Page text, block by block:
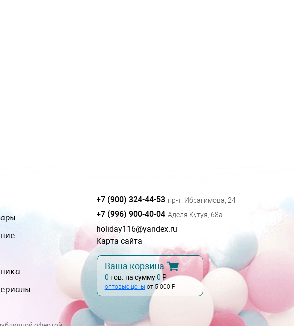
+7 (900) 324-44-53 пр-т. Ибрагимова, 24
+7 (996) 900-40-04 Аделя Кутуя, 68а
holiday116@yandex.ru
Карта сайта
Ваша корзина
0 тов. на сумму0 Р
оптовые цены от 5 000 Р